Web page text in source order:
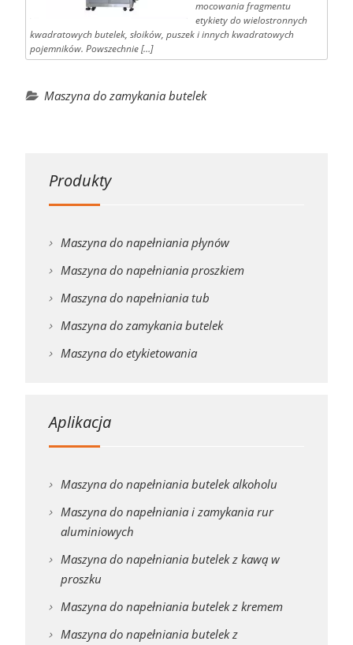
mocowania fragmentu
etykiety do wielostronnych
kwadratowych butelek, słoików, puszek i innych kwadratowych
pojemników. Powszechnie […]
Maszyna do zamykania butelek
Produkty
Maszyna do napełniania płynów
Maszyna do napełniania proszkiem
Maszyna do napełniania tub
Maszyna do zamykania butelek
Maszyna do etykietowania
Aplikacja
Maszyna do napełniania butelek alkoholu
Maszyna do napełniania i zamykania rur
aluminiowych
Maszyna do napełniania butelek z kawą w
proszku
Maszyna do napełniania butelek z kremem
Maszyna do napełniania butelek z